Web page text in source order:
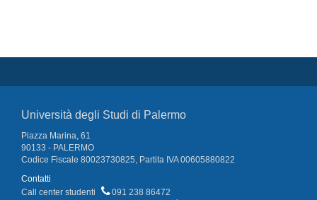
Università degli Studi di Palermo
Piazza Marina, 61
90133 - PALERMO
Codice Fiscale 80023730825, Partita IVA 00605880822
Contatti
Call center studenti
091 238 86472